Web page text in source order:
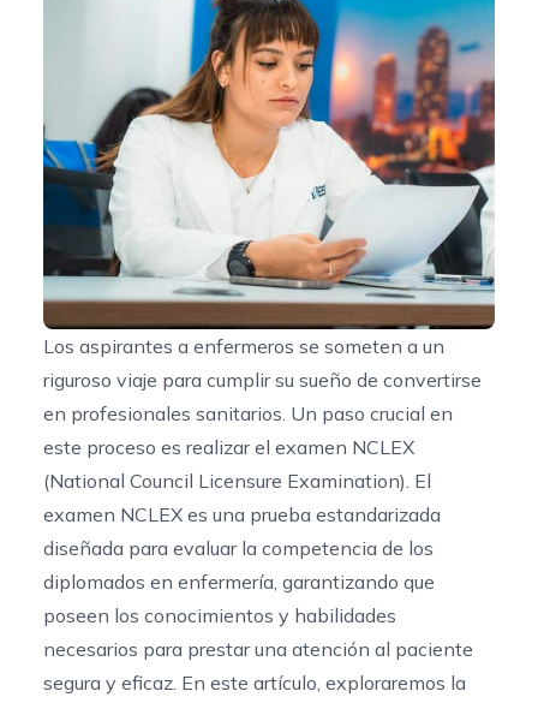
Los aspirantes a enfermeros se someten a un
riguroso viaje para cumplir su sueño de convertirse
en profesionales sanitarios. Un paso crucial en
este proceso es realizar el examen NCLEX
(National Council Licensure Examination). El
examen NCLEX es una prueba estandarizada
diseñada para evaluar la competencia de los
diplomados en enfermería, garantizando que
poseen los conocimientos y habilidades
necesarios para prestar una atención al paciente
segura y eficaz. En este artículo, exploraremos la